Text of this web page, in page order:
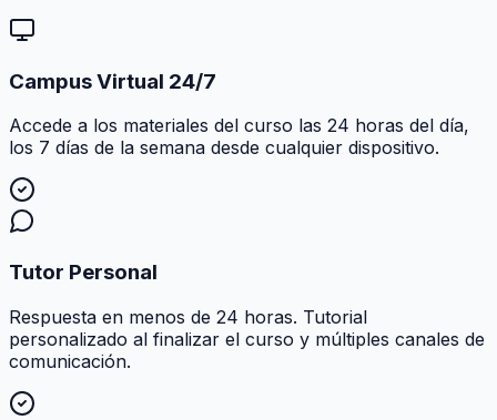
Campus Virtual 24/7
Accede a los materiales del curso las 24 horas del día,
los 7 días de la semana desde cualquier dispositivo.
Tutor Personal
Respuesta en menos de 24 horas. Tutorial
personalizado al finalizar el curso y múltiples canales de
comunicación.